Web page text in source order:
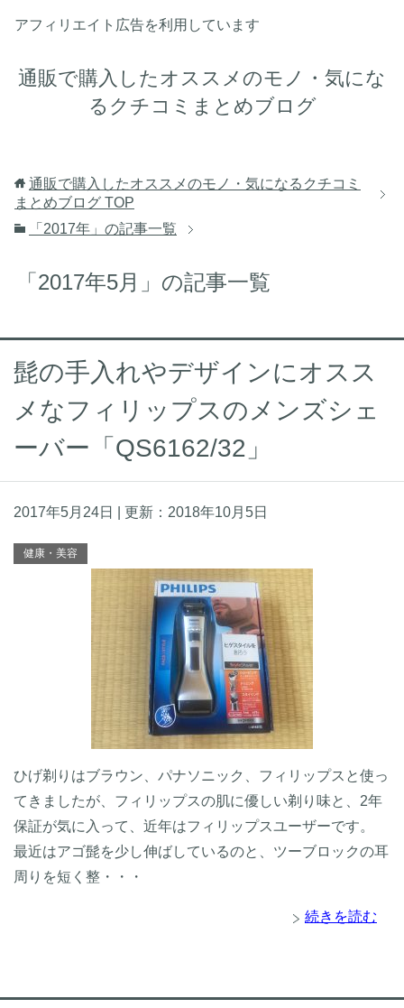
アフィリエイト広告を利用しています
通販で購入したオススメのモノ・気にな
るクチコミまとめブログ
通販で購入したオススメのモノ・気になるクチコミ
まとめブログ TOP
「2017年」の記事一覧
「2017年5月」の記事一覧
髭の手入れやデザインにオスス
メなフィリップスのメンズシェ
ーバー「QS6162/32」
2017年5月24日 | 更新： 2018年10月5日
健康・美容
ひげ剃りはブラウン、パナソニック、フィリップスと使っ
てきましたが、フィリップスの肌に優しい剃り味と、2年
保証が気に入って、近年はフィリップスユーザーです。
最近はアゴ髭を少し伸ばしているのと、ツーブロックの耳
周りを短く整・・・
続きを読む